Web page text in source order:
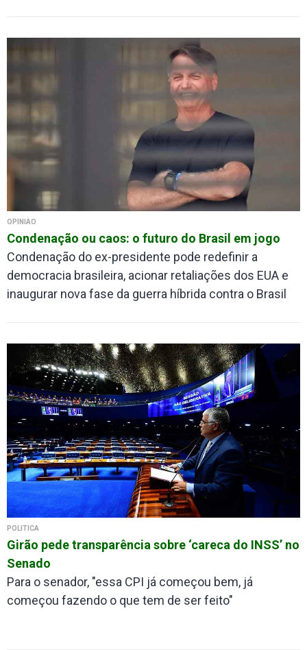
OPINIÃO
Condenação ou caos: o futuro do Brasil em jogo
Condenação do ex-presidente pode redefinir a
democracia brasileira, acionar retaliações dos EUA e
inaugurar nova fase da guerra híbrida contra o Brasil
POLÍTICA
Girão pede transparência sobre ‘careca do INSS’ no
Senado
Para o senador, "essa CPI já começou bem, já
começou fazendo o que tem de ser feito"